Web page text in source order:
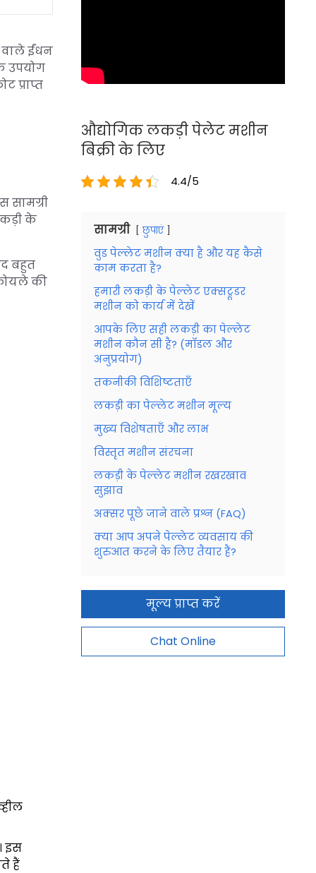
ईंधन
उपयोग
प्राप्त
सामग्री
के
बहुत
की
इस
हैं
औद्योगिक लकड़ी पेलेट मशीन
बिक्री के लिए
4.4/5
सामग्री छुपाएं
वुड पेल्लेट मशीन क्या है और यह कैसे
काम करता है?
हमारी लकड़ी के पेल्लेट एक्सट्रूडर
मशीन को कार्य में देखें
आपके लिए सही लकड़ी का पेल्लेट
मशीन कौन सी है? (मॉडल और
अनुप्रयोग)
तकनीकी विशिष्टताएँ
लकड़ी का पेल्लेट मशीन मूल्य
मुख्य विशेषताएँ और लाभ
विस्तृत मशीन संरचना
लकड़ी के पेल्लेट मशीन रखरखाव
सुझाव
अक्सर पूछे जाने वाले प्रश्न (FAQ)
क्या आप अपने पेल्लेट व्यवसाय की
शुरुआत करने के लिए तैयार हैं?
मूल्य प्राप्त करें
Chat Online